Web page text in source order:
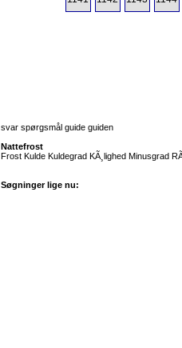
svar spørgsmål guide guiden
Nattefrost
Frost Kulde Kuldegrad KÃ¸lighed Minusgrad
Søgninger lige nu: